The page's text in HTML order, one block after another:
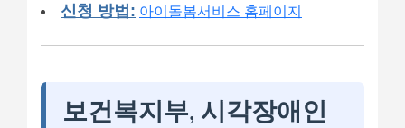
신청 방법: 아이돌봄서비스 홈페이지
보건복지부, 시각장애인